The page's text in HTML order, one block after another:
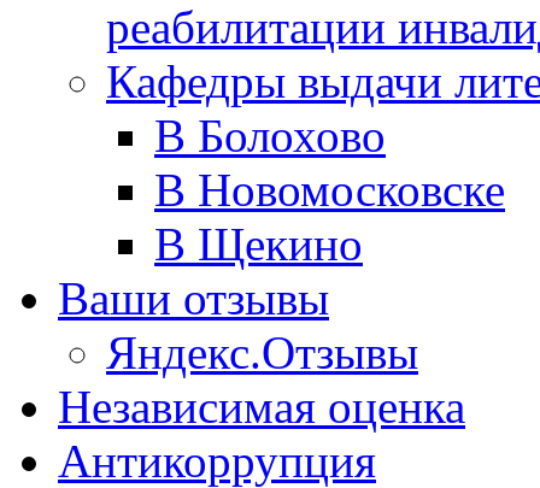
реабилитации
Кафедры выдачи
В Болохово
В Новомосковске
В Щекино
Ваши отзывы
Яндекс.Отзывы
Независимая оценка
Антикоррупция